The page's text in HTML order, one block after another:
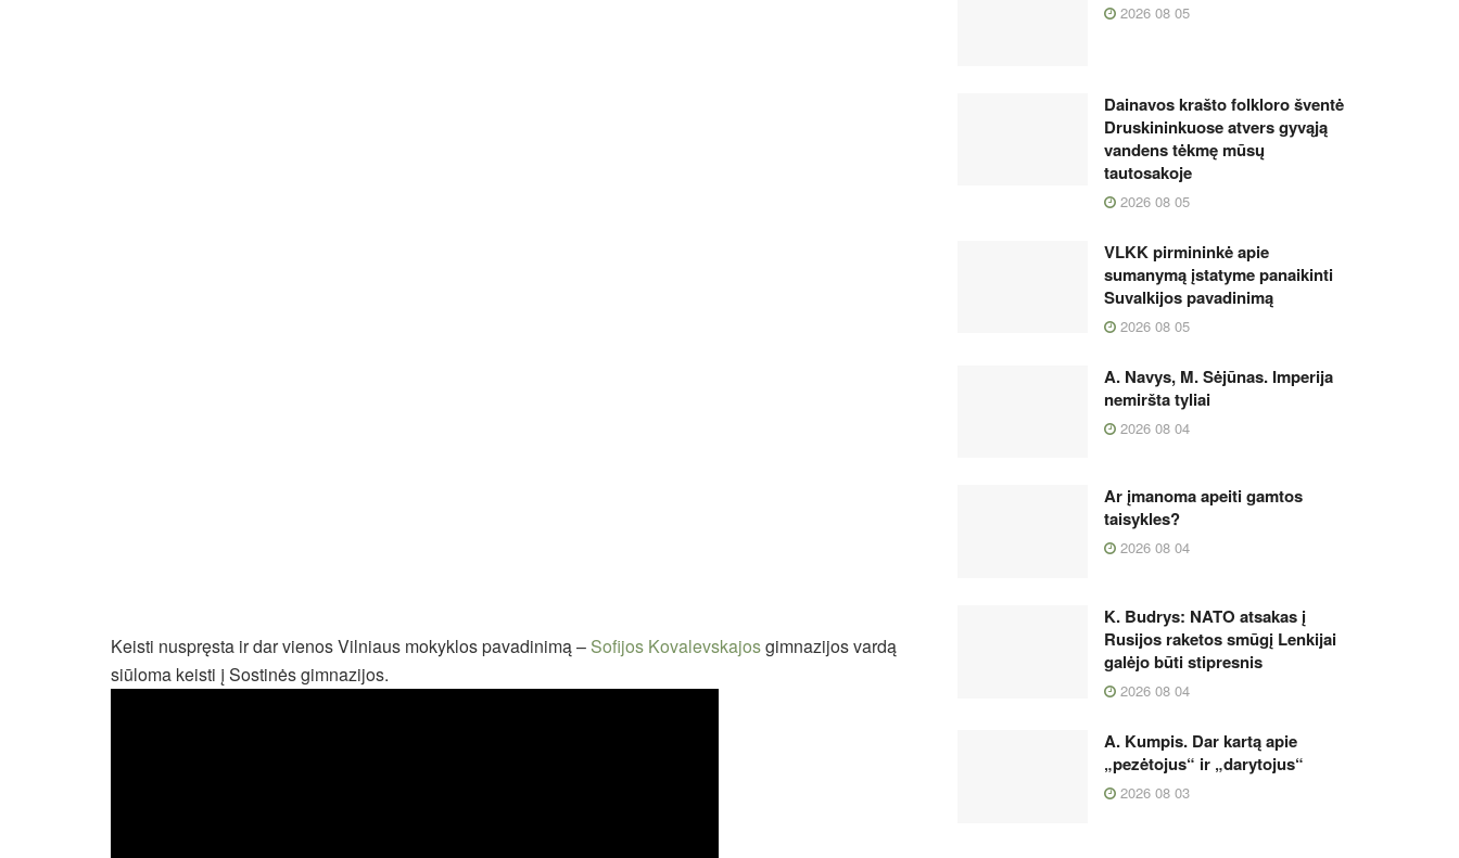
Keisti nuspręsta ir dar vienos Vilniaus mokyklos pavadinimą – Sofijos Kovalevskajosgimnazijos vardą
siūloma keisti į Sostinės gimnazijos.
2026 08 05
Dainavos krašto folkloro šventė
Druskininkuose atvers gyvąją
vandens tėkmę mūsų
tautosakoje
2026 08 05
VLKK pirmininkė apie
sumanymą įstatyme panaikinti
Suvalkijos pavadinimą
2026 08 05
A. Navys, M. Sėjūnas. Imperija
nemiršta tyliai
2026 08 04
Ar įmanoma apeiti gamtos
taisykles?
2026 08 04
K. Budrys: NATO atsakas į
Rusijos raketos smūgį Lenkijai
galėjo būti stipresnis
2026 08 04
A. Kumpis. Dar kartą apie
„pezėtojus“ ir „darytojus“
2026 08 03